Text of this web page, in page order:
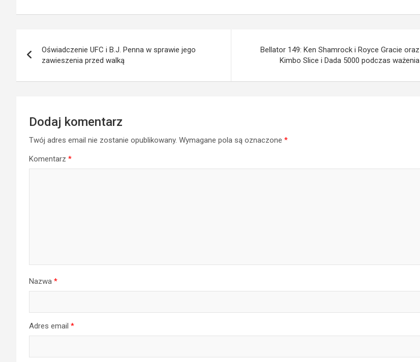
wpisu
Oświadczenie UFC i B.J. Penna w sprawie jego
zawieszenia przed walką
Bellator 149: Ken Shamrock i Royce Gracie oraz
Kimbo Slice i Dada 5000 podczas ważenia
Dodaj komentarz
Twój adres email nie zostanie opublikowany. Wymagane pola są oznaczone *
Komentarz *
Nazwa *
Adres email *